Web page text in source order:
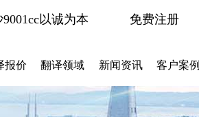
以诚为本 免费注册
报价 翻译领域 新闻资讯 客户案例